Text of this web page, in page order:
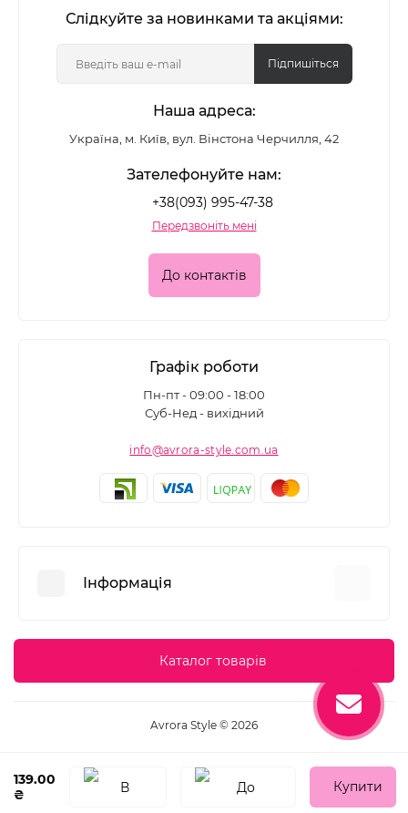
139.00
₴
Купити
Слідкуйте за новинками та акціями:
Підпишіться
Наша адреса:
Україна, м. Київ, вул. Вінстона Черчилля, 42
Зателефонуйте нам:
+38(093) 995-47-38
Передзвоніть мені
До контактів
Графік роботи
Пн-пт - 09:00 - 18:00
Суб-Нед - вихідний
info@avrora-style.com.ua
Інформація
Угода користувача
Повернення товару
Карта сайту
Каталог товарів
Avrora Style © 2026